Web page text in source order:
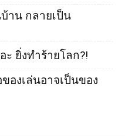
าน กลายเป็น
ะ ยิ่งทำร้ายโลก?!
ของเล่นอาจเป็นของ